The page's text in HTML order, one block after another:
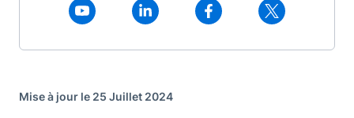
Mise à jour le 25 Juillet 2024